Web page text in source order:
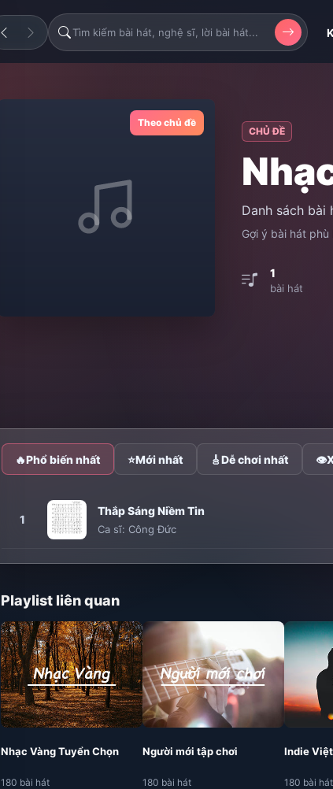
Theo chủ đề
CHỦ ĐỀ
Danh sách bài
Gợi ý bài hát
1
bài hát
🔥Phổ biến nhất ⭐Mới nhất 🎸Dễ chơi nhất 👁
1
Thắp Sáng Niềm Tin
Ca sĩ: Công Đức
Playlist liên quan
Nhạc Vàng Tuyển Chọn
180 bài hát
Người mới tập chơi
180 bài hát
Indie Việt
180 bài hát